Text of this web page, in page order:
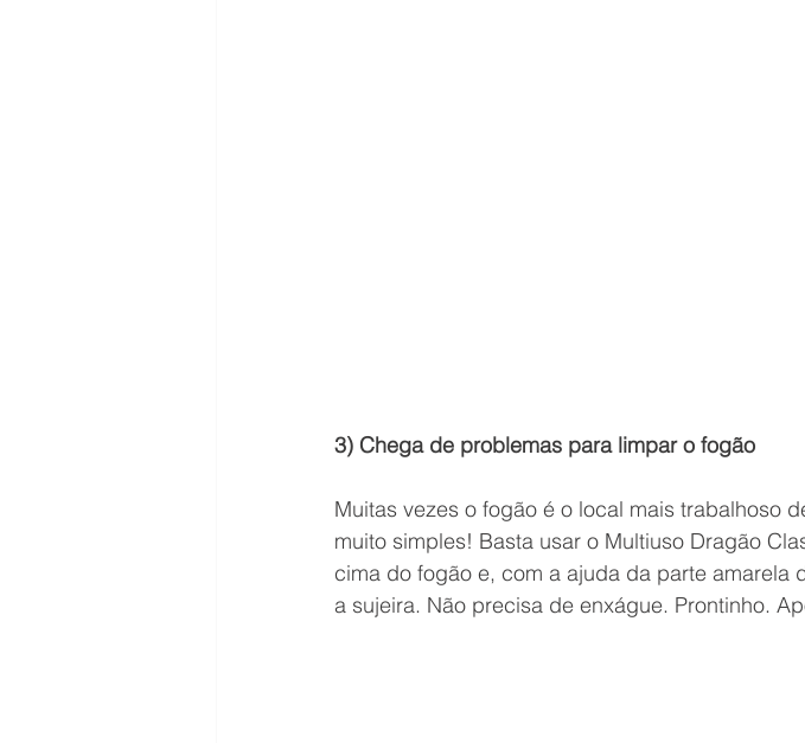
3) Chega de problemas para limpar o fogão
Muitas vezes o fogão é o local mais trabalhoso
muito simples! Basta usar o Multiuso Dragão
cima do fogão e, com a ajuda da parte amarela
a sujeira. Não precisa de enxágue. Prontinho.